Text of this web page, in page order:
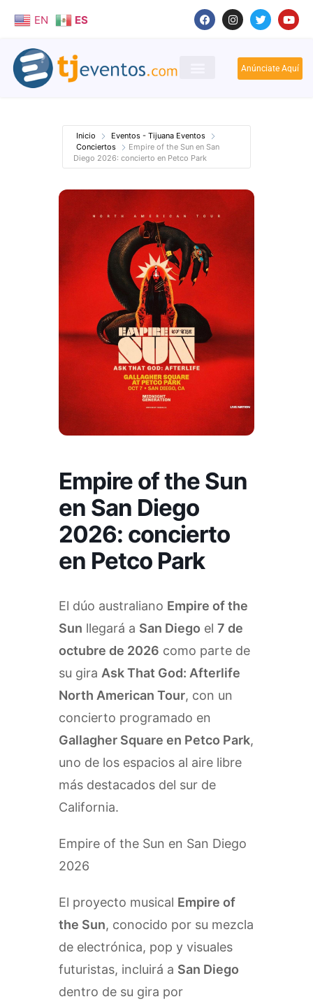
EN ES
Anúnciate Aquí
Inicio
Eventos - Tijuana Eventos
Conciertos
Empire of the Sun en San
Diego 2026: concierto en Petco Park
Empire of the Sun
en San Diego
2026: concierto
en Petco Park
El dúo australiano Empire of the
Sun llegará a San Diego el 7 de
octubre de 2026 como parte de
su gira Ask That God: Afterlife
North American Tour, con un
concierto programado en
Gallagher Square en Petco Park,
uno de los espacios al aire libre
más destacados del sur de
California.
Empire of the Sun en San Diego
2026
El proyecto musical Empire of
the Sun, conocido por su mezcla
de electrónica, pop y visuales
futuristas, incluirá a San Diego
dentro de su gira por